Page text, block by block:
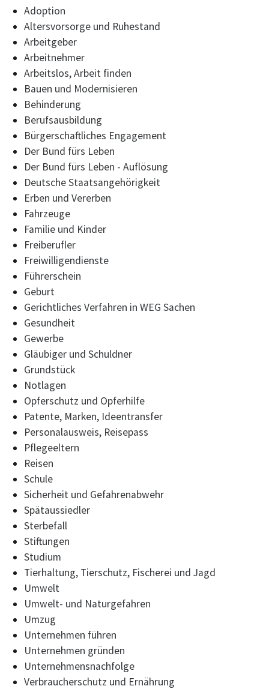
Adoption
Altersvorsorge und Ruhestand
Arbeitgeber
Arbeitnehmer
Arbeitslos, Arbeit finden
Bauen und Modernisieren
Behinderung
Berufsausbildung
Bürgerschaftliches Engagement
Der Bund fürs Leben
Der Bund fürs Leben - Auflösung
Deutsche Staatsangehörigkeit
Erben und Vererben
Fahrzeuge
Familie und Kinder
Freiberufler
Freiwilligendienste
Führerschein
Geburt
Gerichtliches Verfahren in WEG Sachen
Gesundheit
Gewerbe
Gläubiger und Schuldner
Grundstück
Notlagen
Opferschutz und Opferhilfe
Patente, Marken, Ideentransfer
Personalausweis, Reisepass
Pflegeeltern
Reisen
Schule
Sicherheit und Gefahrenabwehr
Spätaussiedler
Sterbefall
Stiftungen
Studium
Tierhaltung, Tierschutz, Fischerei und Jagd
Umwelt
Umwelt- und Naturgefahren
Umzug
Unternehmen führen
Unternehmen gründen
Unternehmensnachfolge
Verbraucherschutz und Ernährung